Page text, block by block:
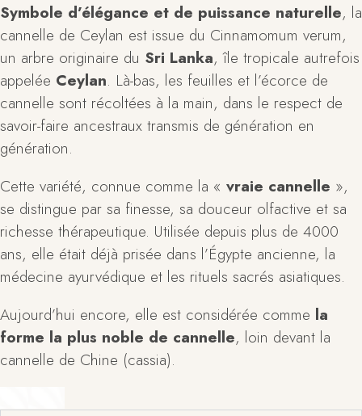
Symbole d’élégance et de puissance naturelle, la
cannelle de Ceylan est issue du Cinnamomum verum,
un arbre originaire du Sri Lanka, île tropicale autrefois
appelée Ceylan. Là-bas, les feuilles et l’écorce de
cannelle sont récoltées à la main, dans le respect de
savoir-faire ancestraux transmis de génération en
génération.
Cette variété, connue comme la « vraie cannelle »,
se distingue par sa finesse, sa douceur olfactive et sa
richesse thérapeutique. Utilisée depuis plus de 4000
ans, elle était déjà prisée dans l’Égypte ancienne, la
médecine ayurvédique et les rituels sacrés asiatiques.
Aujourd’hui encore, elle est considérée comme la
forme la plus noble de cannelle, loin devant la
cannelle de Chine (cassia).